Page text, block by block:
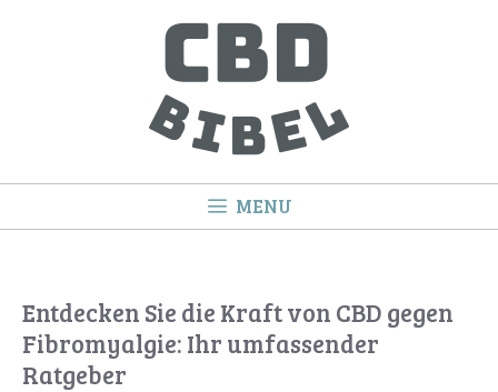
MENU
Entdecken Sie die Kraft von CBD gegen
Fibromyalgie: Ihr umfassender
Ratgeber